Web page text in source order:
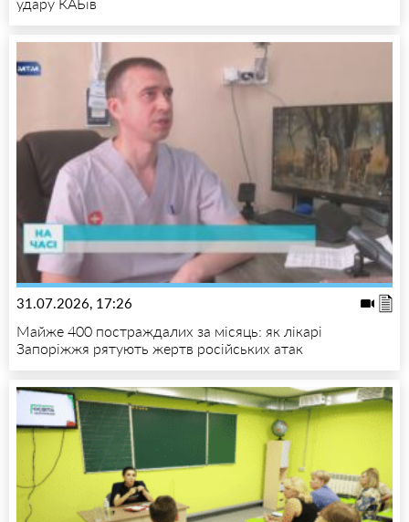
31.07.2026, 17:26
Майже 400 постраждалих за місяць: як лікарі
Запоріжжя рятують жертв російських атак